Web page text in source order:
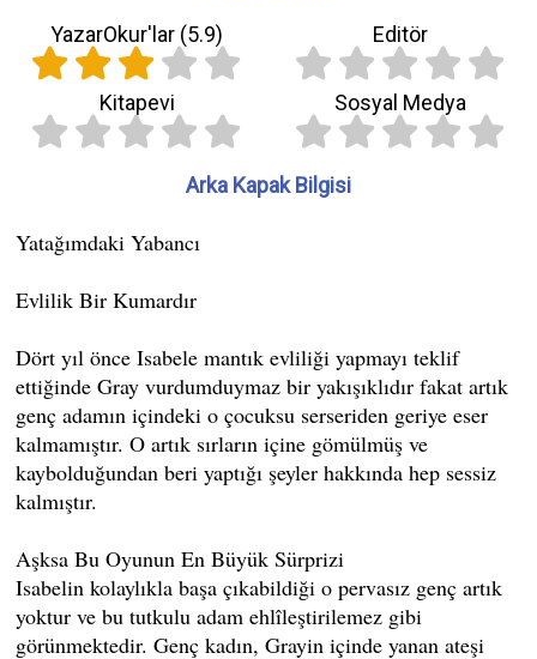
YazarOkur'lar (5.9) Editör
Kitapevi Sosyal Medya
Arka Kapak Bilgisi